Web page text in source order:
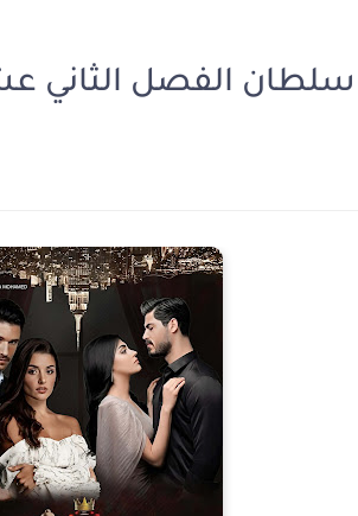
الفصل الثاني عشر 12 بقلم رونا